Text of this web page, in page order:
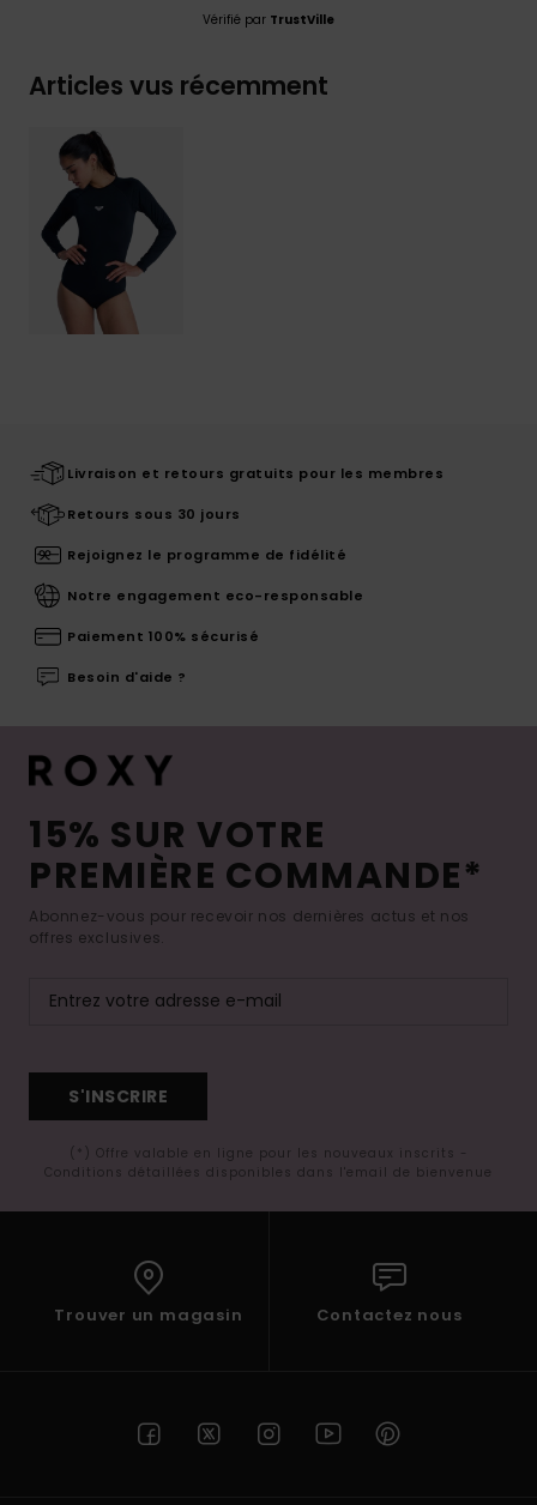
Vérifié par TrustVille
Articles vus récemment
Livraison et retours gratuits pour les membres
Retours sous 30 jours
Rejoignez le programme de fidélité
Notre engagement eco-responsable
Paiement 100% sécurisé
Besoin d'aide ?
15% SUR VOTRE
PREMIÈRE COMMANDE*
Abonnez-vous pour recevoir nos dernières actus et nos
offres exclusives.
S'INSCRIRE
(*) Offre valable en ligne pour les nouveaux inscrits -
Conditions détaillées disponibles dans l'email de bienvenue
Trouver un magasin Contactez nous